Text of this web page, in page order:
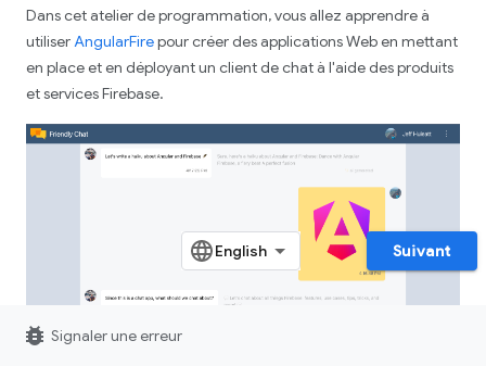
Dans cet atelier de programmation, vous allez apprendre à
utiliserAngularFirepour créer des applications Web en mettant
en place et en déployant un client de chat à l'aide des produits
et services Firebase.
Suivant
bug_report Signaler une erreur